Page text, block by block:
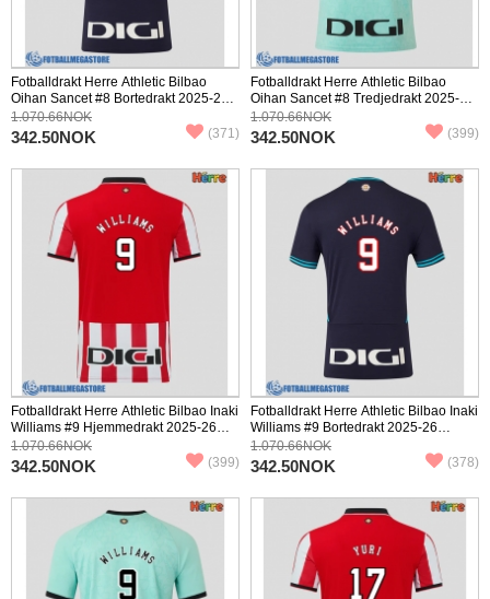
Fotballdrakt Herre Athletic Bilbao
Oihan Sancet #8 Bortedrakt 2025-26
Kortermet
1.070.66NOK
342.50NOK (371)
Fotballdrakt Herre Athletic Bilbao
Oihan Sancet #8 Tredjedrakt 2025-26
Kortermet
1.070.66NOK
342.50NOK (399)
Fotballdrakt Herre Athletic Bilbao Inaki
Williams #9 Hjemmedrakt 2025-26
Kortermet
1.070.66NOK
342.50NOK (399)
Fotballdrakt Herre Athletic Bilbao Inaki
Williams #9 Bortedrakt 2025-26
Kortermet
1.070.66NOK
342.50NOK (378)